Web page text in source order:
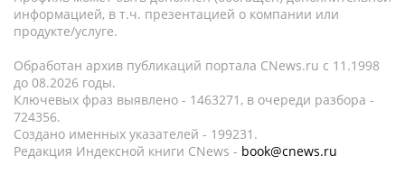
информацией, в т.ч. презентацией о компании или
продукте/услуге.
Обработан архив публикаций портала CNews.ru c 11.1998
до 08.2026 годы.
Ключевых фраз выявлено - 1463271, в очереди разбора -
724356.
Создано именных указателей - 199231.
Редакция Индексной книги CNews - book@cnews.ru